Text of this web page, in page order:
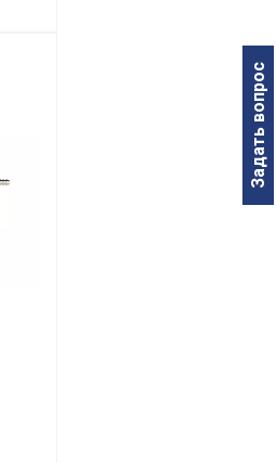
Задать вопрос